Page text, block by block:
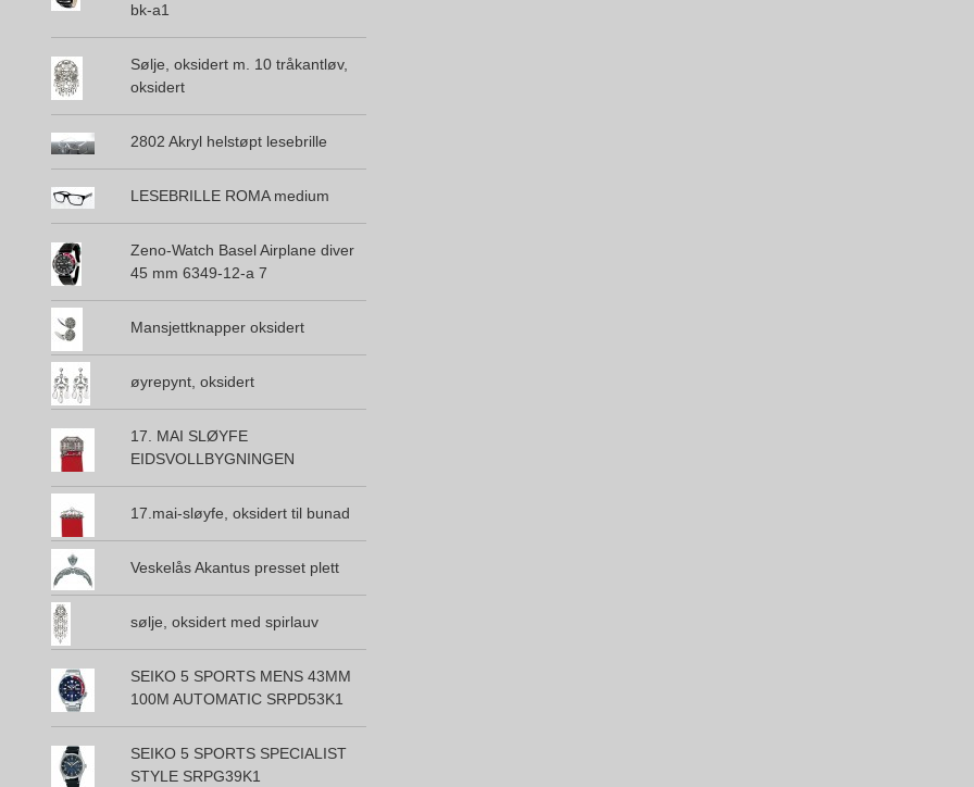
bk-a1
Sølje, oksidert m. 10 tråkantløv,
oksidert
2802 Akryl helstøpt lesebrille
LESEBRILLE ROMA medium
Zeno-Watch Basel Airplane diver
45 mm 6349-12-a 7
Mansjettknapper oksidert
øyrepynt, oksidert
17. MAI SLØYFE
EIDSVOLLBYGNINGEN
17.mai-sløyfe, oksidert til bunad
Veskelås Akantus presset plett
sølje, oksidert med spirlauv
SEIKO 5 SPORTS MENS 43MM
100M AUTOMATIC SRPD53K1
SEIKO 5 SPORTS SPECIALIST
STYLE SRPG39K1